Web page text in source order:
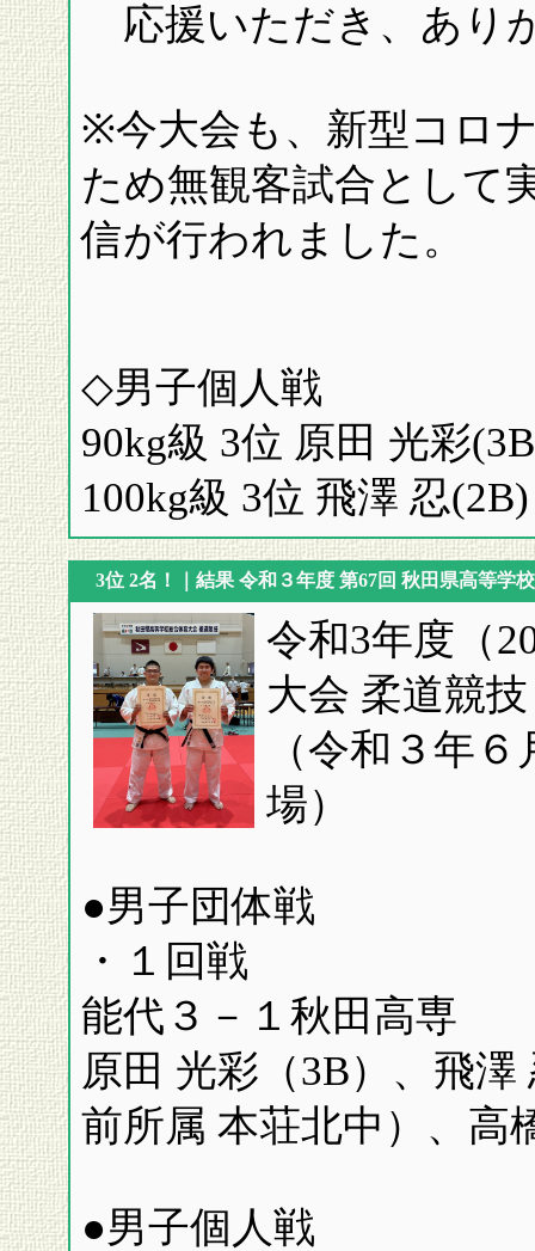
応援いただき、あり
※今大会も、新型コロ
ため無観客試合として
信が行われました。
◇男子個人戦
90kg級 3位 原田 光彩
100kg級 3位 飛澤 忍(2B)
3位 2名！｜結果 令和３年度 第67回 秋田県高等学
令和3年度（
大会 柔道競技
（令和３年
場）
●男子団体戦
・１回戦
能代３－１秋田高専
原田 光彩（3B）、飛
前所属 本荘北中）、高
●男子個人戦